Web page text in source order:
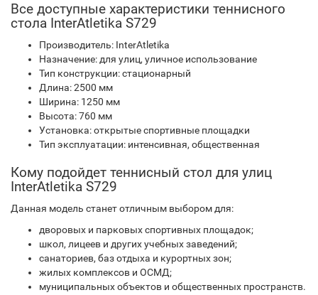
Все доступные характеристики теннисного
стола InterAtletika S729
Производитель: InterAtletika
Назначение: для улиц, уличное использование
Тип конструкции: стационарный
Длина: 2500 мм
Ширина: 1250 мм
Высота: 760 мм
Установка: открытые спортивные площадки
Тип эксплуатации: интенсивная, общественная
Кому подойдет теннисный стол для улиц
InterAtletika S729
Данная модель станет отличным выбором для:
дворовых и парковых спортивных площадок;
школ, лицеев и других учебных заведений;
санаториев, баз отдыха и курортных зон;
жилых комплексов и ОСМД;
муниципальных объектов и общественных пространств.